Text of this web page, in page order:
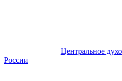
Центральное
России